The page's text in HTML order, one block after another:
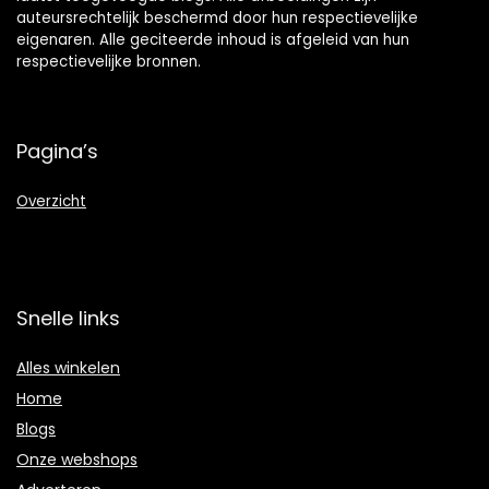
auteursrechtelijk beschermd door hun respectievelijke
eigenaren. Alle geciteerde inhoud is afgeleid van hun
respectievelijke bronnen.
Pagina’s
Overzicht
Snelle links
Alles winkelen
Home
Blogs
Onze webshops